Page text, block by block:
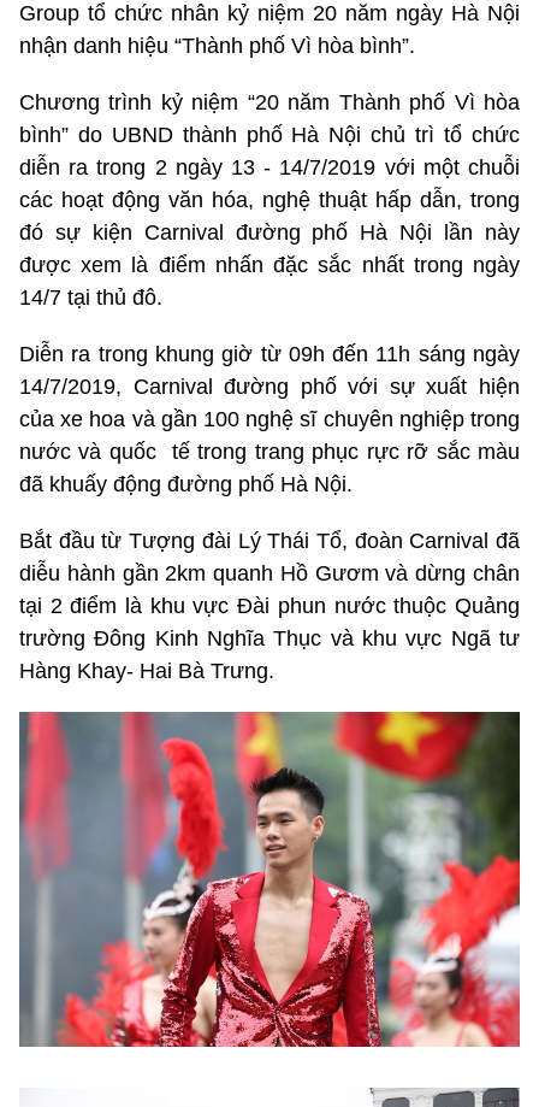
Group tổ chức nhân kỷ niệm 20 năm ngày Hà Nội
nhận danh hiệu “Thành phố Vì hòa bình”.
Chương trình kỷ niệm “20 năm Thành phố Vì hòa
bình” do UBND thành phố Hà Nội chủ trì tổ chức
diễn ra trong 2 ngày 13 - 14/7/2019 với một chuỗi
các hoạt động văn hóa, nghệ thuật hấp dẫn, trong
đó sự kiện Carnival đường phố Hà Nội lần này
được xem là điểm nhấn đặc sắc nhất trong ngày
14/7 tại thủ đô.
Diễn ra trong khung giờ từ 09h đến 11h sáng ngày
14/7/2019, Carnival đường phố với sự xuất hiện
của xe hoa và gần 100 nghệ sĩ chuyên nghiệp trong
nước và quốc tế trong trang phục rực rỡ sắc màu
đã khuấy động đường phố Hà Nội.
Bắt đầu từ Tượng đài Lý Thái Tổ, đoàn Carnival đã
diễu hành gần 2km quanh Hồ Gươm và dừng chân
tại 2 điểm là khu vực Đài phun nước thuộc Quảng
trường Đông Kinh Nghĩa Thục và khu vực Ngã tư
Hàng Khay- Hai Bà Trưng.